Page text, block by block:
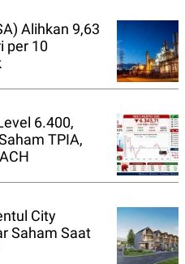
Alihkan 9,63
per 10
6.400,
TPIA,
City
Saham Saat